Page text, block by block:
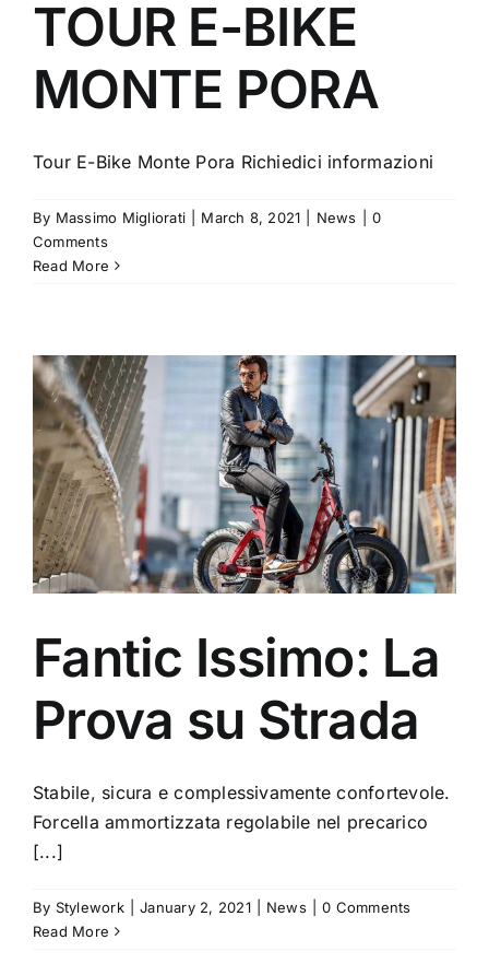
TOUR E-BIKE
MONTE PORA
Tour E-Bike Monte Pora Richiedici informazioni
By Massimo Migliorati March 8, 2021 News
0
Comments
Read More
Fantic Issimo: La
Prova su Strada
Stabile, sicura e complessivamente confortevole.
Forcella ammortizzata regolabile nel precarico
[...]
By Stylework January 2, 2021 News
0 Comments
Read More